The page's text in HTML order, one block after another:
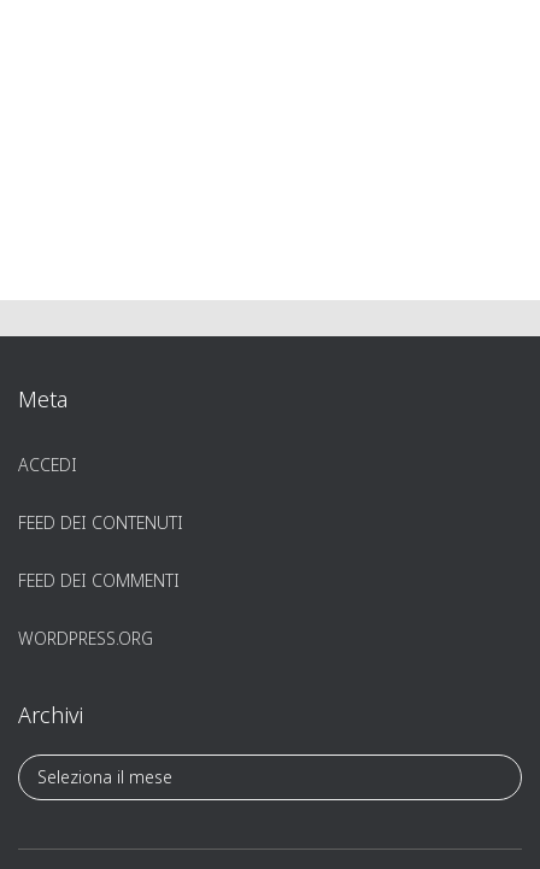
Meta
ACCEDI
FEED DEI CONTENUTI
FEED DEI COMMENTI
WORDPRESS.ORG
Archivi
A
r
h